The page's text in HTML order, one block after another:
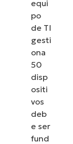
equi
po
de TI
gesti
ona
50
disp
ositi
vos
deb
e ser
fund